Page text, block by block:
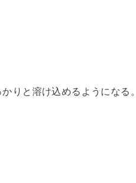
りと溶け込めるようになる。